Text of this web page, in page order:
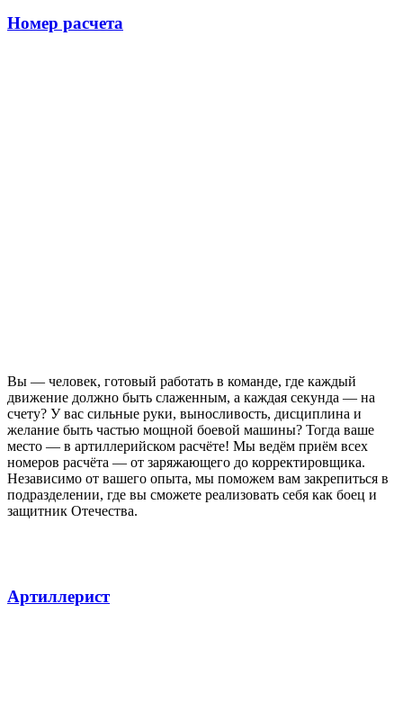
Номер расчета
Вы — человек, готовый работать в команде, где каждый
движение должно быть слаженным, а каждая секунда — на
счету? У вас сильные руки, выносливость, дисциплина и
желание быть частью мощной боевой машины? Тогда ваше
место — в артиллерийском расчёте! Мы ведём приём всех
номеров расчёта — от заряжающего до корректировщика.
Независимо от вашего опыта, мы поможем вам закрепиться в
подразделении, где вы сможете реализовать себя как боец и
защитник Отечества.
Артиллерист